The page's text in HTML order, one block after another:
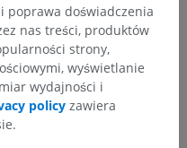
poprawek,
przełożą się na
poprawa doświadczenia
nas treści, produktów
strony,
wyświetlanie
wydajności i
policy zawiera